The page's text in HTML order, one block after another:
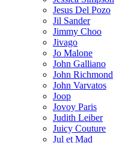
Jesus Del Pozo
Jil Sander
Jimmy Choo
Jivago
Jo Malone
John Galliano
John Richmond
John Varvatos
Joop
Jovoy Paris
Judith Leiber
Juicy Couture
Jul et Mad